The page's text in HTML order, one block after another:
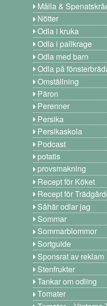
Målla &
Nötter
Odla i kruka
Odla i pallkrage
Odla med barn
Odla på
Omställning
Päron
Perenner
Persika
Persikaskola
Podcast
potatis
provsmakning
Recept för Köket
Recept för
Såhär odlar jag
Sommar
Sommarblommor
Sortguide
Sponsrat av reklam
Stenfrukter
Tankar om odling
Tomater